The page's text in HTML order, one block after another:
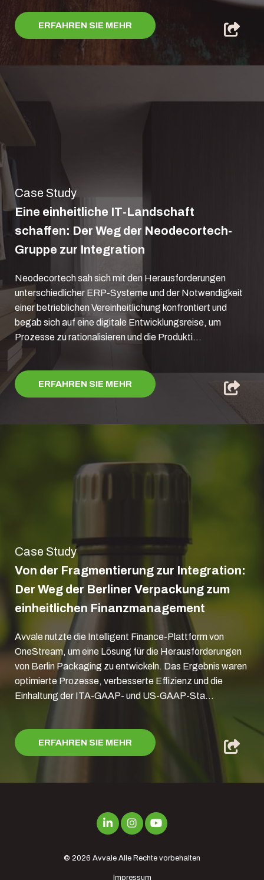
ERFAHREN SIE MEHR
Case Study
Eine einheitliche IT-Landschaft
schaffen: Der Weg der Neodecortech-
Gruppe zur Integration
Neodecortech sah sich mit den Herausforderungen
unterschiedlicher ERP-Systeme und der Notwendigkeit
einer betrieblichen Vereinheitlichung konfrontiert und
begab sich auf eine digitale Entwicklungsreise, um
Prozesse zu rationalisieren und die Produkti...
ERFAHREN SIE MEHR
Case Study
Von der Fragmentierung zur Integration:
Der Weg der Berliner Verpackung zum
einheitlichen Finanzmanagement
Avvale nutzte die Intelligent Finance-Plattform von
OneStream, um eine Lösung für die Herausforderungen
von Berlin Packaging zu entwickeln. Das Ergebnis waren
optimierte Prozesse, verbesserte Effizienz und die
Einhaltung der ITA-GAAP- und US-GAAP-Sta...
ERFAHREN SIE MEHR
© 2026 Avvale Alle Rechte vorbehalten
Impressum